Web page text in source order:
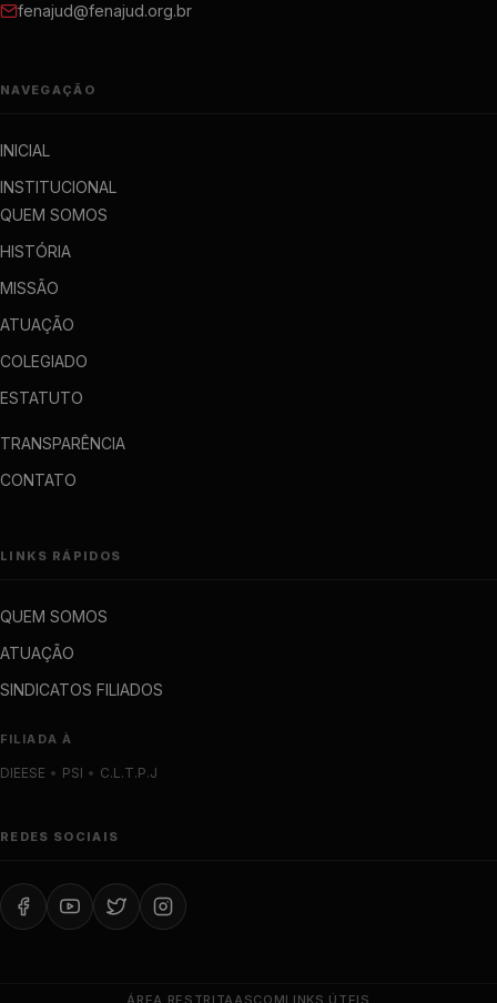
fenajud@fenajud.org.br
NAVEGAÇÃO
INICIAL
INSTITUCIONAL
QUEM SOMOS
HISTÓRIA
MISSÃO
ATUAÇÃO
COLEGIADO
ESTATUTO
TRANSPARÊNCIA
CONTATO
LINKS RÁPIDOS
QUEM SOMOS
ATUAÇÃO
SINDICATOS FILIADOS
FILIADA À
DIEESE • PSI • C.L.T.P.J
REDES SOCIAIS
ÁREA RESTRITA ASCOMLINKS ÚTEIS